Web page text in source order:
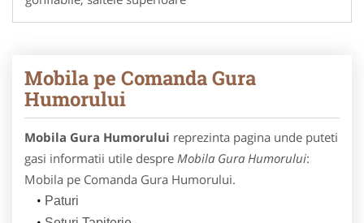
Mobila pe Comanda Gura
Humorului
Mobila Gura Humorului reprezinta pagina unde puteti
gasi informatii utile despre Mobila Gura Humorului:
Mobila pe Comanda Gura Humorului.
Paturi